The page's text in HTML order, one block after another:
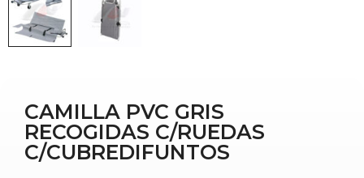
CAMILLA PVC GRIS
RECOGIDAS C/RUEDAS
C/CUBREDIFUNTOS